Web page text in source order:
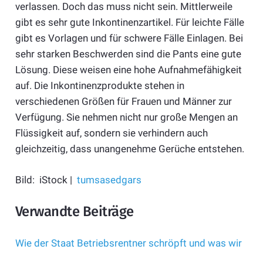
verlassen. Doch das muss nicht sein. Mittlerweile
gibt es sehr gute Inkontinenzartikel. Für leichte Fälle
gibt es Vorlagen und für schwere Fälle Einlagen. Bei
sehr starken Beschwerden sind die Pants eine gute
Lösung. Diese weisen eine hohe Aufnahmefähigkeit
auf. Die Inkontinenzprodukte stehen in
verschiedenen Größen für Frauen und Männer zur
Verfügung. Sie nehmen nicht nur große Mengen an
Flüssigkeit auf, sondern sie verhindern auch
gleichzeitig, dass unangenehme Gerüche entstehen.
Bild: iStock | tumsasedgars
Verwandte Beiträge
Wie der Staat Betriebsrentner schröpft und was wir